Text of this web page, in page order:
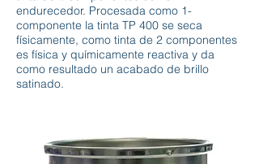
endurecedor. Procesada como 1-
componente la tinta TP 400 se seca
físicamente, como tinta de 2 componentes
es física y químicamente reactiva y da
como resultado un acabado de brillo
satinado.